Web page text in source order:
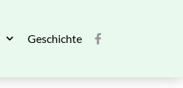
Geschichte